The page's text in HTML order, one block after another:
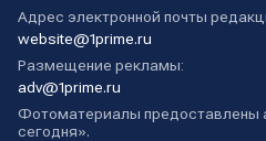
Адрес электронной почты
website@1prime.ru
Размещение рекламы:
adv@1prime.ru
Фотоматериалы предоставлены
сегодня».